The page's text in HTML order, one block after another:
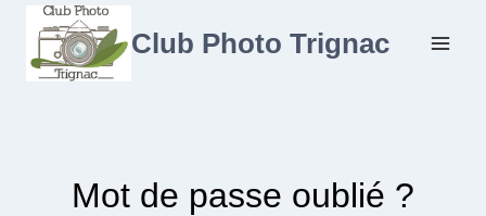
contenu
Club Photo Trignac
Mot de passe oublié ?